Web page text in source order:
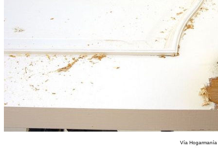
Vía Hogarmanía